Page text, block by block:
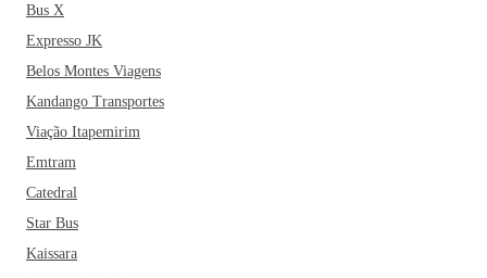
Bus X
Expresso JK
Belos Montes Viagens
Kandango Transportes
Viação Itapemirim
Emtram
Catedral
Star Bus
Kaissara